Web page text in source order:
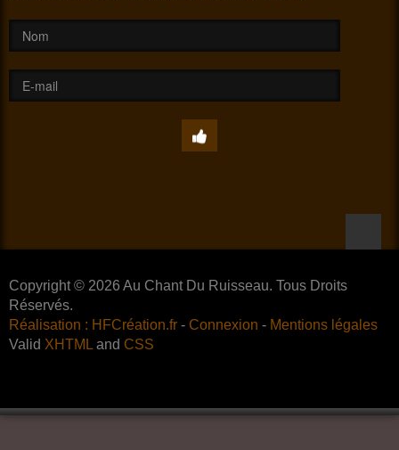
Copyright © 2026 Au Chant Du Ruisseau. Tous Droits
Réservés.
Réalisation : HFCréation.fr - Connexion - Mentions légales
Valid XHTML and CSS